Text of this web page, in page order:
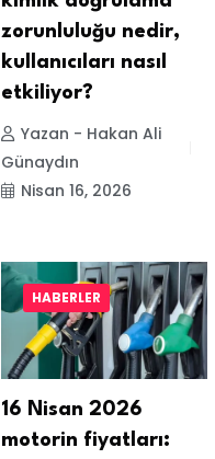
zorunluluğu nedir,
kullanıcıları nasıl
etkiliyor?
Yazan - Hakan Ali
Günaydın
Nisan 16, 2026
HABERLER
16 Nisan 2026
motorin fiyatları: